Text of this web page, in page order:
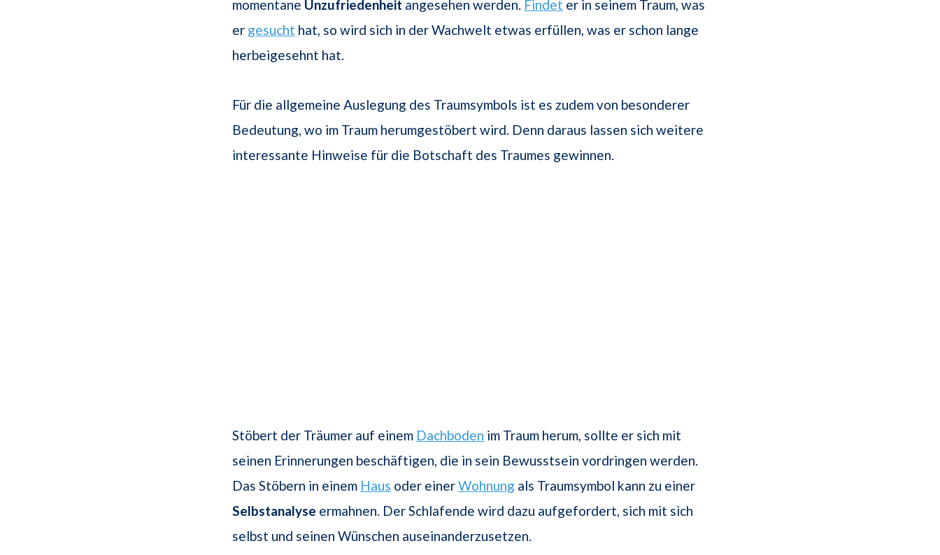
momentane Unzufriedenheit angesehen werden. Findet er in seinem Traum, was
er gesucht hat, so wird sich in der Wachwelt etwas erfüllen, was er schon lange
herbeigesehnt hat.
Für die allgemeine Auslegung des Traumsymbols ist es zudem von besonderer
Bedeutung, wo im Traum herumgestöbert wird. Denn daraus lassen sich weitere
interessante Hinweise für die Botschaft des Traumes gewinnen.
Stöbert der Träumer auf einem Dachboden im Traum herum, sollte er sich mit
seinen Erinnerungen beschäftigen, die in sein Bewusstsein vordringen werden.
Das Stöbern in einem Haus oder einerWohnung als Traumsymbol kann zu einer
Selbstanalyse ermahnen. Der Schlafende wird dazu aufgefordert, sich mit sich
selbst und seinen Wünschen auseinanderzusetzen.